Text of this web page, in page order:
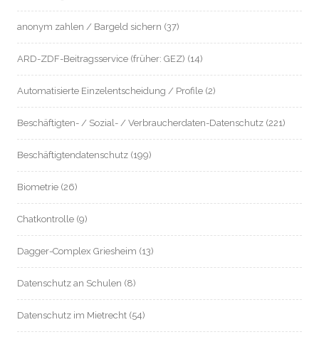
anonym zahlen / Bargeld sichern (37)
ARD-ZDF-Beitragsservice (früher: GEZ) (14)
Automatisierte Einzelentscheidung / Profile (2)
Beschäftigten- / Sozial- / Verbraucherdaten-Datenschutz (221)
Beschäftigtendatenschutz (199)
Biometrie (26)
Chatkontrolle (9)
Dagger-Complex Griesheim (13)
Datenschutz an Schulen (8)
Datenschutz im Mietrecht (54)